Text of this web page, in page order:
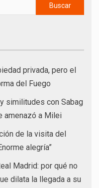
privada, pero el
del Fuego
similitudes con Sabag
amenazó a Milei
de la visita del
alegría”
Madrid: por qué no
dilata la llegada a su